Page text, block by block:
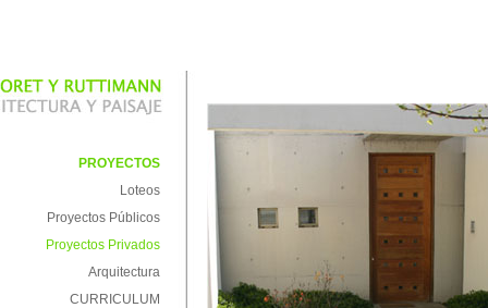
PROYECTOS
Loteos
Proyectos Públicos
Proyectos Privados
Arquitectura
CURRICULUM